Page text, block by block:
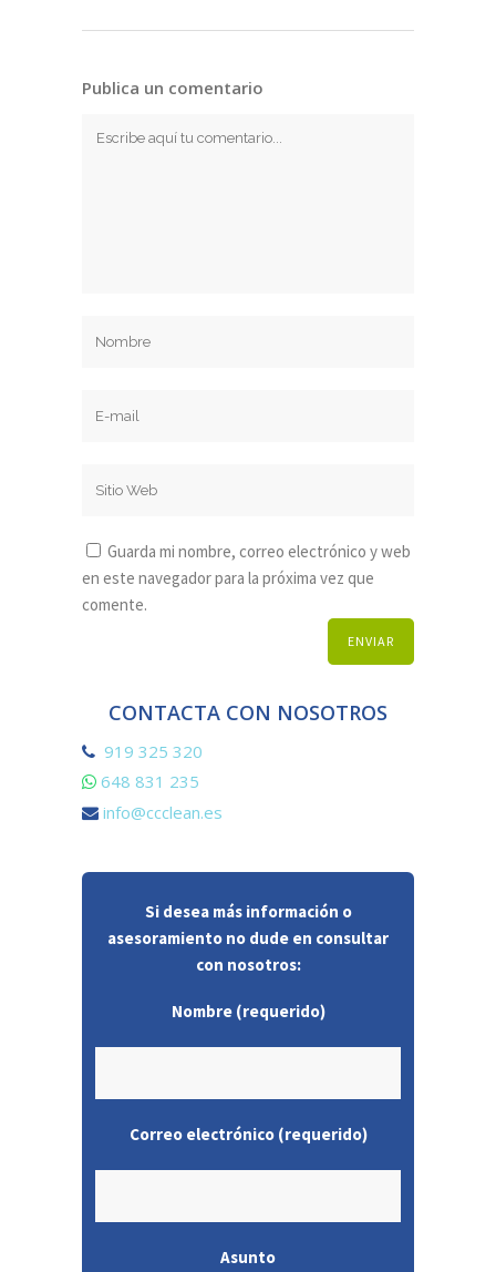
Publica un comentario
Guarda mi nombre, correo electrónico y web
en este navegador para la próxima vez que
comente.
CONTACTA CON NOSOTROS
919 325 320
648 831 235
info@ccclean.es
Si desea más información o
asesoramiento no dude en consultar
con nosotros:
Nombre (requerido)
Correo electrónico (requerido)
Asunto